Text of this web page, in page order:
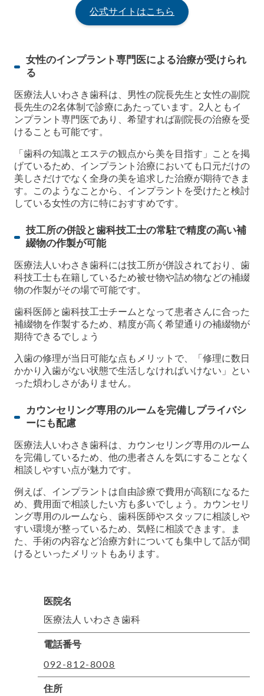
公式サイトはこちら
女性のインプラント専門医による治療が受けられ
る
医療法人いわさき歯科は、男性の院長先生と女性の副院
長先生の2名体制で診療にあたっています。2人ともイ
ンプラント専門医であり、希望すれば副院長の治療を受
けることも可能です。
「歯科の知識とエステの観点から美を目指す」ことを掲
げているため、インプラント治療においても口元だけの
美しさだけでなく全身の美を追求した治療が期待できま
す。このようなことから、インプラントを受けたと検討
している女性の方に特におすすめです。
技工所の併設と歯科技工士の常駐で精度の高い補
綴物の作製が可能
医療法人いわさき歯科には技工所が併設されており、歯
科技工士も在籍しているため被せ物や詰め物などの補綴
物の作製がその場で可能です。
歯科医師と歯科技工士チームとなって患者さんに合った
補綴物を作製するため、精度が高く希望通りの補綴物が
期待できるでしょう
入歯の修理が当日可能な点もメリットで、「修理に数日
かかり入歯がない状態で生活しなければいけない」とい
った煩わしさがありません。
カウンセリング専用のルームを完備しプライバシ
ーにも配慮
医療法人いわさき歯科は、カウンセリング専用のルーム
を完備しているため、他の患者さんを気にすることなく
相談しやすい点が魅力です。
例えば、インプラントは自由診療で費用が高額になるた
め、費用面で相談したい方も多いでしょう。カウンセリ
ング専用のルームなら、歯科医師やスタッフに相談しや
すい環境が整っているため、気軽に相談できます。ま
た、手術の内容など治療方針についても集中して話が聞
けるといったメリットもあります。
医院名
医療法人 いわさき歯科
電話番号
092-812-8008
住所